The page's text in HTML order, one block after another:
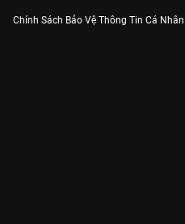
Chính Sách Bảo Vệ Thông Tin Cá Nhân